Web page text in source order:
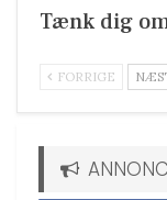
Tænk dig
FORRIGE